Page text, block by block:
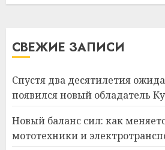
СВЕЖИЕ ЗАПИСИ
Спустя два десятилетия
появился новый обладатель
Новый баланс сил: как
мототехники и